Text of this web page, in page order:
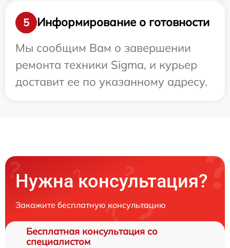
5
Информирование о готовности
Мы сообщим Вам о завершении
ремонта техники Sigma, и курьер
доставит ее по указанному адресу.
Нужна консультация?
Закажите бесплатную консультацию
Бесплатная консультация со
специалистом